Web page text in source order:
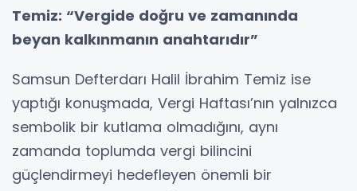
Temiz: “Vergide doğru ve zamanında
beyan kalkınmanın anahtarıdır”
Samsun Defterdarı Halil İbrahim Temiz ise
yaptığı konuşmada, Vergi Haftası’nın yalnızca
sembolik bir kutlama olmadığını, aynı
zamanda toplumda vergi bilincini
güçlendirmeyi hedefleyen önemli bir